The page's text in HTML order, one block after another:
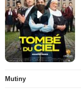
Mutiny